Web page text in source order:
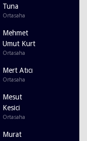
Tuna
Ortasaha
Mehmet
Umut Kurt
Ortasaha
Mert Atıcı
Ortasaha
Mesut
Kesici
Ortasaha
Murat